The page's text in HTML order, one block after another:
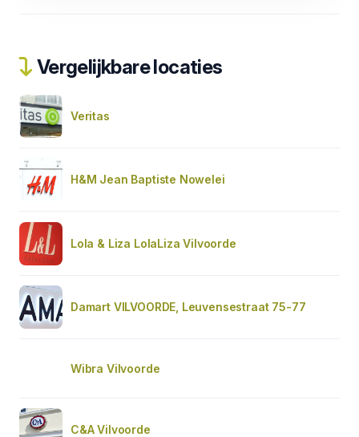
Vergelijkbare locaties
Veritas
H&M Jean Baptiste Nowelei
Lola & Liza LolaLiza Vilvoorde
Damart VILVOORDE, Leuvensestraat 75-77
Wibra Vilvoorde
C&A Vilvoorde